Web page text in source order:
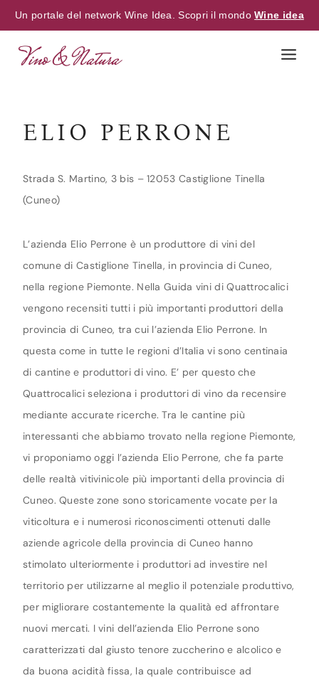
Un portale del network Wine Idea. Scopri il mondoWine idea
ELIO PERRONE
Strada S. Martino, 3 bis – 12053 Castiglione Tinella
(Cuneo)
L’azienda Elio Perrone è un produttore di vini del
comune di Castiglione Tinella, in provincia di Cuneo,
nella regione Piemonte. Nella Guida vini di Quattrocalici
vengono recensiti tutti i più importanti produttori della
provincia di Cuneo, tra cui l’azienda Elio Perrone. In
questa come in tutte le regioni d’Italia vi sono centinaia
di cantine e produttori di vino. E’ per questo che
Quattrocalici seleziona i produttori di vino da recensire
mediante accurate ricerche. Tra le cantine più
interessanti che abbiamo trovato nella regione Piemonte,
vi proponiamo oggi l’azienda Elio Perrone, che fa parte
delle realtà vitivinicole più importanti della provincia di
Cuneo. Queste zone sono storicamente vocate per la
viticoltura e i numerosi riconoscimenti ottenuti dalle
aziende agricole della provincia di Cuneo hanno
stimolato ulteriormente i produttori ad investire nel
territorio per utilizzarne al meglio il potenziale produttivo,
per migliorare costantemente la qualità ed affrontare
nuovi mercati. I vini dell’azienda Elio Perrone sono
caratterizzati dal giusto tenore zuccherino e alcolico e
da buona acidità fissa, la quale contribuisce ad